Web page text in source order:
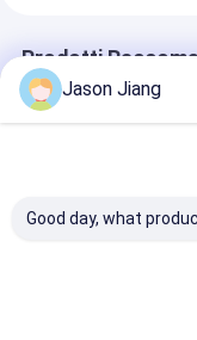
Prodotti
Jason Jiang
Good day, what